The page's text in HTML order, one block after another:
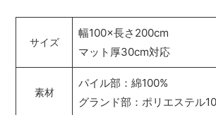
サイズ
幅100×長さ200cm
マット厚30cm対応
素材
パイル部：綿100%
グランド部：ポリエステル